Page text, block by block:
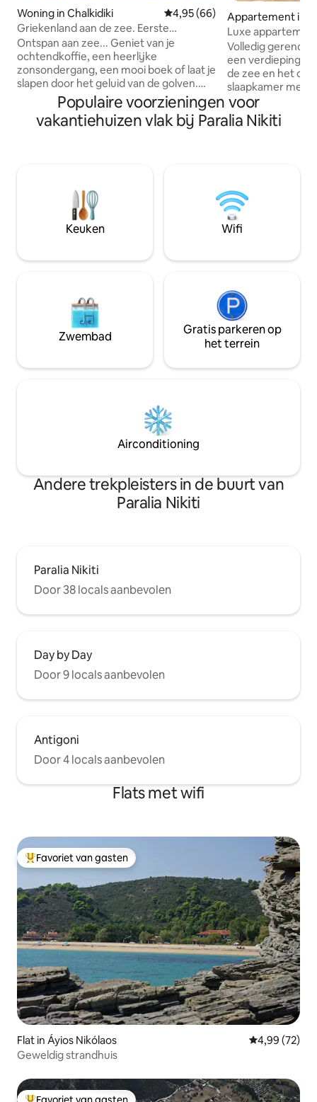
Woning in Chalkidiki Gemiddelde beoordeling van
4,95 (66)
Griekenland aan de zee. Eerste
maisonette, Nikiti (3BD)
Ontspan aan zee... Geniet van je
ochtendkoffie, een heerlijke
zonsondergang, een mooi boek of laat je
slapen door het geluid van de golven.
Allemaal vanuit een heerlijk zomerhuis
op slechts 10 meter van het strand.
Perfect voor stellen, gezinnen met
dan het kristalheldere water en het
zandstrand. Hoe je er ook voor kiest om
je tijd door te brengen, laat ons je thuis
Appartement in
Luxe
verdieping
Volledig
een verdieping
de zee en het
slaapkamer met
bank en een
ingebouwd
airconditioning,
ligstoelen,
gratis
Ideaal voor
aangenaam en
Populaire voorzieningen voor
vakantiehuizen vlak bij Paralia Nikiti
Keuken Wifi
Zwembad
Gratis parkeren op
het terrein
Airconditioning
Andere trekpleisters in de buurt van
Paralia Nikiti
Paralia Nikiti
Door 38 locals aanbevolen
Day by Day
Door 9 locals aanbevolen
Antigoni
Door 4 locals aanbevolen
Flats met wifi
Topfavoriet van gasten
Favoriet van gasten
Flat in Áyios Nikólaos Gemiddelde
4,99 (72)
Geweldig strandhuis